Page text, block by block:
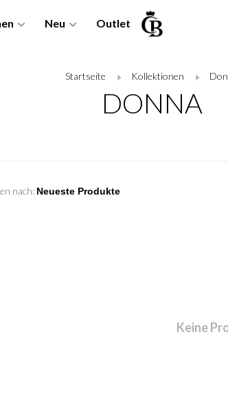
Neu Outlet
Startseite Kollektionen
DONNA
nach:
Keine